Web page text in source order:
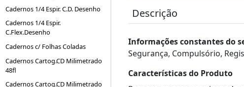
Cadernos 1/4 Espir. C.D. Desenho
Cadernos 1/4 Espir.
C.Flex.Desenho
Cadernos c/ Folhas Coladas
Cadernos Cartog.CD Milimetrado
48fl
Cadernos Cartog.CD Milimetrado
Descrição
Informações constantes do
Segurança, Compulsório,
Características do Produto